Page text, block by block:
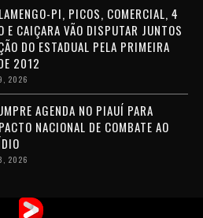
PI, PICOS, COMERCIAL, 4
E CAIÇARA VÃO DISPUTAR JUNTOS
DO ESTADUAL PELA PRIMEIRA
2012
2026
AGENDA NO PIAUÍ PARA
NACIONAL DE COMBATE AO
2026